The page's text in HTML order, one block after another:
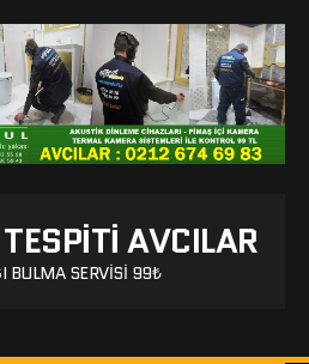
AVCILAR
BULMA SERVISI 99₺